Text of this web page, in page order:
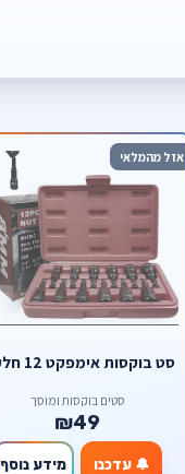
אזל מהמלאי
סט בוקסות אימפקט 12 חלקים
סטים בוקסות ומוסך
₪49
🔔 עדכנו מידע נוסף